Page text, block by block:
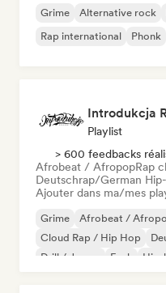
Grime Alternative rock
Rap international
Phonk
Introdukcja
Playlist
> 600 feedbacks
Afrobeat / AfropopRap
Deutschrap/German
Ajouter dans ma/mes
Grime Afrobeat /
Cloud Rap / Hip Hop
Drill / Jersey
Funk Hip-